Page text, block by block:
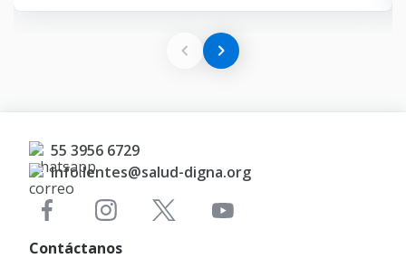
55 3956 6729
Info.lentes@salud-digna.org
Contáctanos